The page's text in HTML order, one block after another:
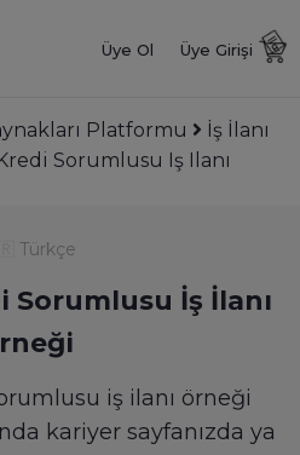
Üye Ol Üye Girişi
Platformu
İş İlanı
Sorumlusu Iş Ilanı
Türkçe
İş İlanı
iş ilanı örneği
kariyer sayfanızda ya